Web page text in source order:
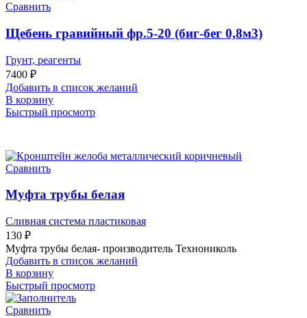
Сравнить
Щебень гравийный фр.5-20 (биг-бег 0,8м3)
Грунт, реагенты
7400 ₽
Добавить в список желаний
В корзину
Быстрый просмотр
Сравнить
Муфта трубы белая
Сливная система пластиковая
130 ₽
Муфта трубы белая- производитель Технониколь
Добавить в список желаний
В корзину
Быстрый просмотр
Сравнить